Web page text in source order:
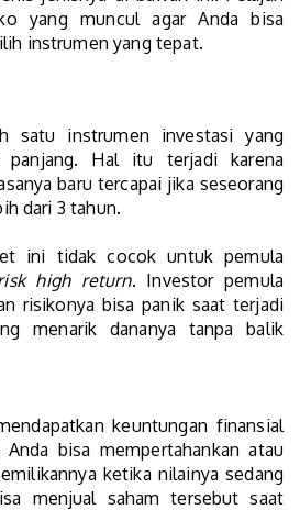
yang muncul agar Anda bisa
instrumen yang tepat.
satu instrumen investasi yang
Hal itu terjadi karena
baru tercapai jika seseorang
dari 3 tahun.
ini tidak cocok untuk pemula
high return. Investor pemula
risikonya bisa panik saat terjadi
menarik dananya tanpa balik
keuntungan finansial
bisa mempertahankan atau
ketika nilainya sedang
menjual saham tersebut saat